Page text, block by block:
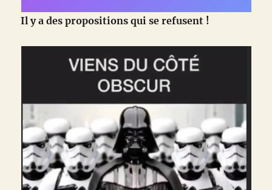
Il y a des propositions qui se refusent !